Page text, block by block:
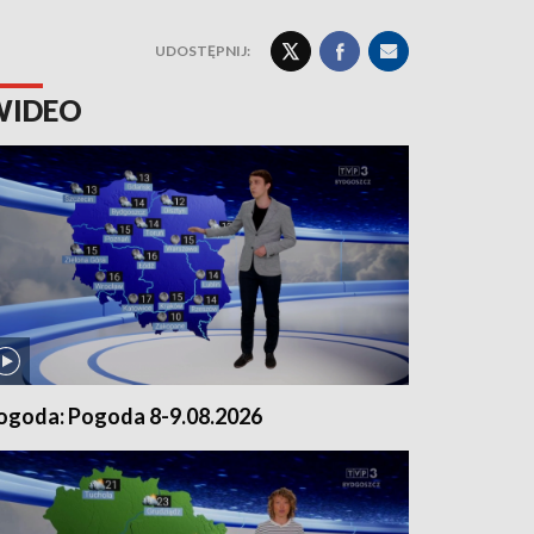
UDOSTĘPNIJ:
Pogoda 8-9.08.2026